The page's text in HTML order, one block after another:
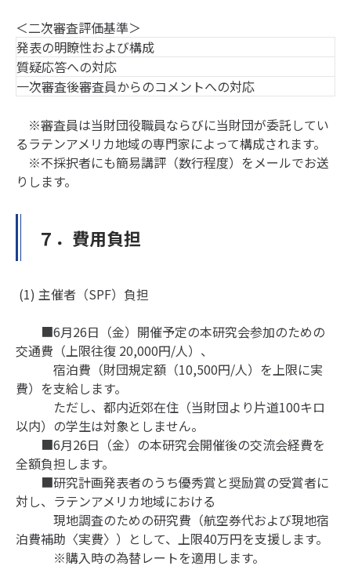
＜二次審査評価基準＞
発表の明瞭性および構成
質疑応答への対応
一次審査後審査員からのコメントへの対応
※審査員は当財団役職員ならびに当財団が委託してい
るラテンアメリカ地域の専門家によって構成されます。
※不採択者にも簡易講評（数行程度）をメールでお送
りします。
７．費用負担
(1) 主催者（SPF）負担
■6月26日（金）開催予定の本研究会参加のための
交通費（上限往復 20,000円/人）、
宿泊費（財団規定額（10,500円/人）を上限に実
費）を支給します。
ただし、都内近郊在住（当財団より片道100キロ
以内）の学生は対象としません。
■6月26日（金）の本研究会開催後の交流会経費を
全額負担します。
■研究計画発表者のうち優秀賞と奨励賞の受賞者に
対し、ラテンアメリカ地域における
現地調査のための研究費（航空券代および現地宿
泊費補助〈実費〉）として、上限40万円を支援します。
※購入時の為替レートを適用します。